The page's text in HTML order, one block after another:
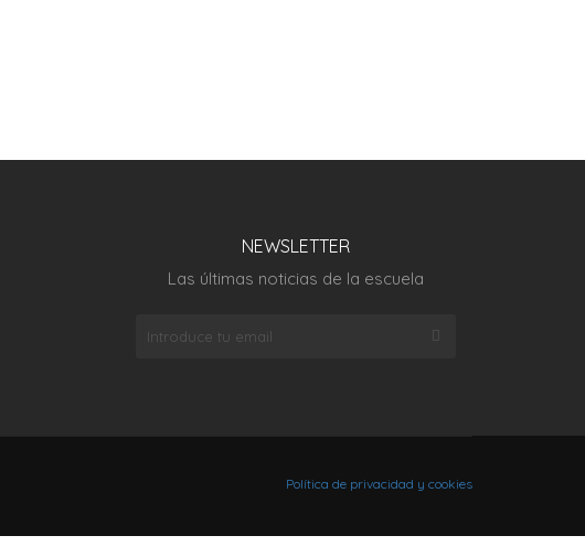
NEWSLETTER
Las últimas noticias de la escuela
Política de privacidad y cookies